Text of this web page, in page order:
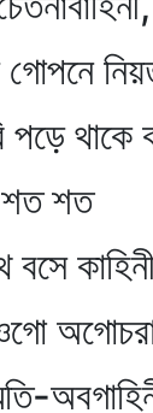
পড়ে
শত শত